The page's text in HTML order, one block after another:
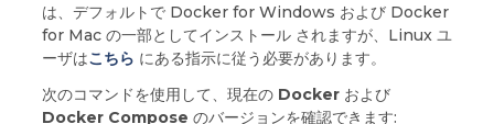
は、デフォルトで Docker for Windows および Docker
for Mac の一部としてインストール されますが、Linux ユ
ーザはこちら にある指示に従う必要があります。
次のコマンドを使用して、現在の Dockerおよび
Docker Compose のバージョンを確認できます: